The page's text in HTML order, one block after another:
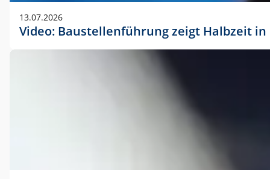
13.07.2026
Video: Baustellenführung zeigt Halbzeit